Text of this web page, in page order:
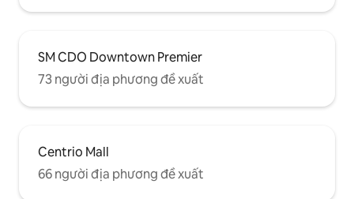
SM CDO Downtown Premier
73 người địa phương đề xuất
Centrio Mall
66 người địa phương đề xuất